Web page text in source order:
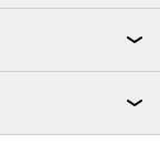
e conveniência para
de qualidade sem